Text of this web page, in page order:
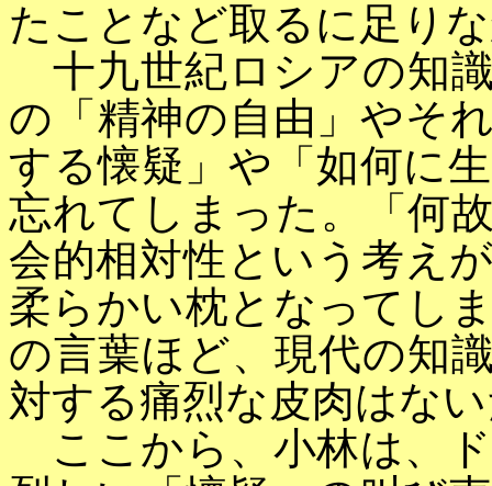
たことなど取るに足り
十九世紀ロシアの知
の「精神の自由」やそ
する懐疑」や「如何に
忘れてしまった。「何
会的相対性という考え
柔らかい枕となってし
の言葉ほど、現代の知
対する痛烈な皮肉はな
ここから、小林は、